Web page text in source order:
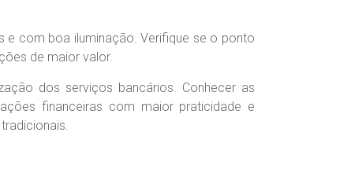
e com boa iluminação. Verifique se o ponto
de maior valor.
dos serviços bancários. Conhecer as
financeiras com maior praticidade e